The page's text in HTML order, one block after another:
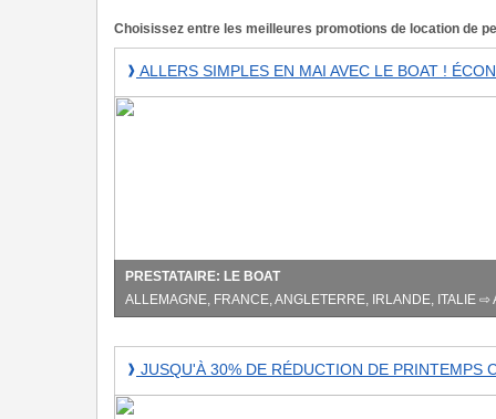
Choisissez entre les meilleures promotions de location de
Allers
simples
en
jusqu'à
30
Allemagne,
France,
❱ ALLERS SIMPLES EN MAI AVEC LE BOAT !
PRESTATAIRE: LE BOAT
ALLEMAGNE, FRANCE, ANGLETERRE, IRLANDE, ITALIE
Jusqu'à
30%
de
❱ JUSQU'À 30% DE RÉDUCTION DE PRINTEMPS